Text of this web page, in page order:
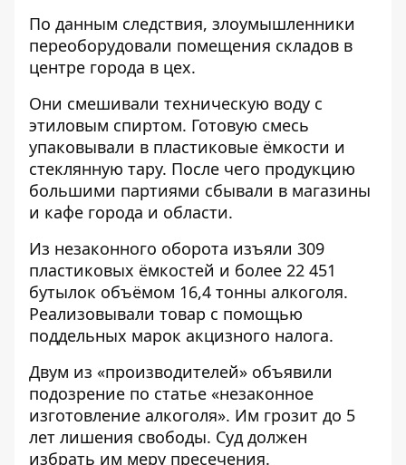
По данным следствия, злоумышленники
переоборудовали помещения складов в
центре города в цех.
Они смешивали техническую воду с
этиловым спиртом. Готовую смесь
упаковывали в пластиковые ёмкости и
стеклянную тару. После чего продукцию
большими партиями сбывали в магазины
и кафе города и области.
Из незаконного оборота изъяли 309
пластиковых ёмкостей и более 22 451
бутылок объёмом 16,4 тонны алкоголя.
Реализовывали товар с помощью
поддельных марок акцизного налога.
Двум из «производителей» объявили
подозрение по статье «незаконное
изготовление алкоголя». Им грозит до 5
лет лишения свободы. Суд должен
избрать им меру пресечения.